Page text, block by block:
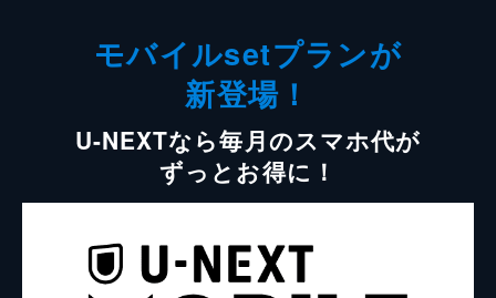
モバイルsetプランが
新登場！
U-NEXTなら毎月のスマホ代が
ずっとお得に！